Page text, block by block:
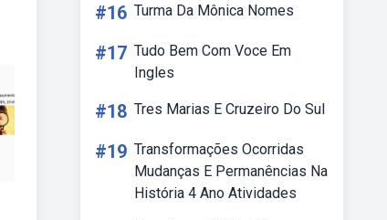
#16 Turma Da Mônica Nomes
#17 Tudo Bem Com Voce Em
Ingles
#18 Tres Marias E Cruzeiro Do Sul
#19 Transformações Ocorridas
Mudanças E Permanências Na
História 4 Ano Atividades